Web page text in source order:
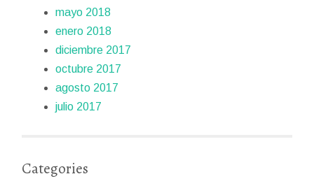
mayo 2018
enero 2018
diciembre 2017
octubre 2017
agosto 2017
julio 2017
Categories